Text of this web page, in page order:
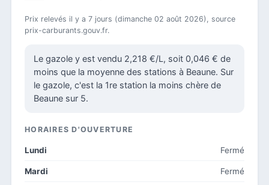
Prix relevés il y a 7 jours (dimanche 02 août 2026), source
prix-carburants.gouv.fr.
Le gazole y est vendu 2,218 €/L, soit 0,046 € de
moins que la moyenne des stations à Beaune. Sur
le gazole, c'est la 1re station la moins chère de
Beaune sur 5.
HORAIRES D'OUVERTURE
Lundi Fermé
Mardi Fermé